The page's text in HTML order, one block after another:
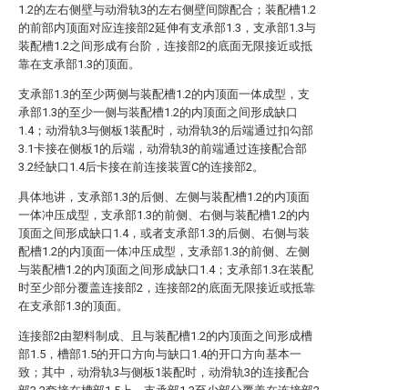
1.2的左右侧壁与动滑轨3的左右侧壁间隙配合；装配槽1.2
的前部内顶面对应连接部2延伸有支承部1.3，支承部1.3与
装配槽1.2之间形成有台阶，连接部2的底面无限接近或抵
靠在支承部1.3的顶面。
支承部1.3的至少两侧与装配槽1.2的内顶面一体成型，支
承部1.3的至少一侧与装配槽1.2的内顶面之间形成缺口
1.4；动滑轨3与侧板1装配时，动滑轨3的后端通过扣勾部
3.1卡接在侧板1的后端，动滑轨3的前端通过连接配合部
3.2经缺口1.4后卡接在前连接装置C的连接部2。
具体地讲，支承部1.3的后侧、左侧与装配槽1.2的内顶面
一体冲压成型，支承部1.3的前侧、右侧与装配槽1.2的内
顶面之间形成缺口1.4，或者支承部1.3的后侧、右侧与装
配槽1.2的内顶面一体冲压成型，支承部1.3的前侧、左侧
与装配槽1.2的内顶面之间形成缺口1.4；支承部1.3在装配
时至少部分覆盖连接部2，连接部2的底面无限接近或抵靠
在支承部1.3的顶面。
连接部2由塑料制成、且与装配槽1.2的内顶面之间形成槽
部1.5，槽部1.5的开口方向与缺口1.4的开口方向基本一
致；其中，动滑轨3与侧板1装配时，动滑轨3的连接配合